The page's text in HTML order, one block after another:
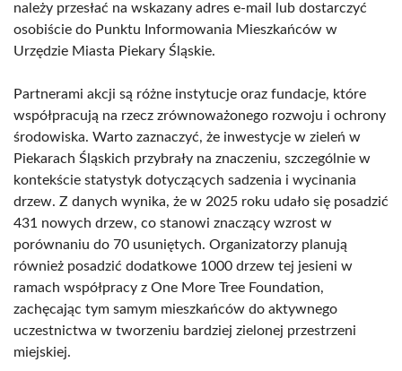
należy przesłać na wskazany adres e-mail lub dostarczyć
osobiście do Punktu Informowania Mieszkańców w
Urzędzie Miasta Piekary Śląskie.
Partnerami akcji są różne instytucje oraz fundacje, które
współpracują na rzecz zrównoważonego rozwoju i ochrony
środowiska. Warto zaznaczyć, że inwestycje w zieleń w
Piekarach Śląskich przybrały na znaczeniu, szczególnie w
kontekście statystyk dotyczących sadzenia i wycinania
drzew. Z danych wynika, że w 2025 roku udało się posadzić
431 nowych drzew, co stanowi znaczący wzrost w
porównaniu do 70 usuniętych. Organizatorzy planują
również posadzić dodatkowe 1000 drzew tej jesieni w
ramach współpracy z One More Tree Foundation,
zachęcając tym samym mieszkańców do aktywnego
uczestnictwa w tworzeniu bardziej zielonej przestrzeni
miejskiej.